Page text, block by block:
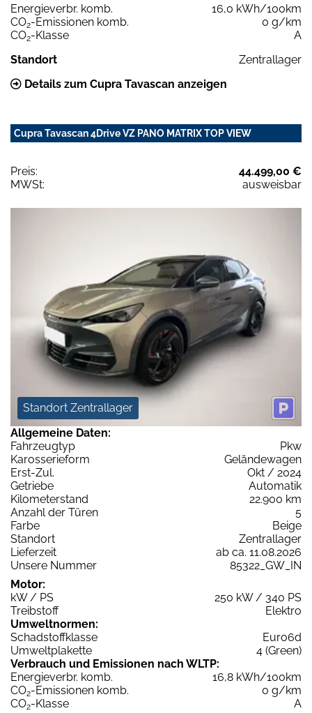
Energieverbr. komb.
16,0 kWh/100km
CO2-Emissionen komb.
0 g/km
CO2-Klasse
A
Standort
Zentrallager
Details zum Cupra Tavascan anzeigen
Cupra Tavascan 4Drive VZ PANO MATRIX TOP VIEW
Preis:
44.499,00 €
MWSt:
ausweisbar
Standort Zentrallager
Allgemeine Daten:
Fahrzeugtyp
Pkw
Karosserieform
Geländewagen
Erst-Zul.
Okt / 2024
Getriebe
Automatik
Kilometerstand
22.900 km
Anzahl der Türen
5
Farbe
Beige
Standort
Zentrallager
Lieferzeit
ab ca. 11.08.2026
Unsere Nummer
85322_GW_IN
Motor:
kW / PS
250 kW / 340 PS
Treibstoff
Elektro
Umweltnormen:
Schadstoffklasse
Euro6d
Umweltplakette
4 (Green)
Verbrauch und Emissionen nach WLTP:
Energieverbr. komb.
16,8 kWh/100km
CO2-Emissionen komb.
0 g/km
CO2-Klasse
A